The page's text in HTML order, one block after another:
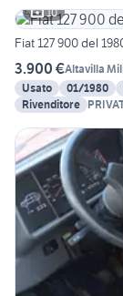
10
Fiat 127 900 del
3.900 €Altavilla
Usato
01/1980
Rivenditore